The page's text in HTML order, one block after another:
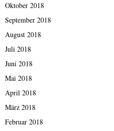
Oktober 2018
September 2018
August 2018
Juli 2018
Juni 2018
Mai 2018
April 2018
März 2018
Februar 2018